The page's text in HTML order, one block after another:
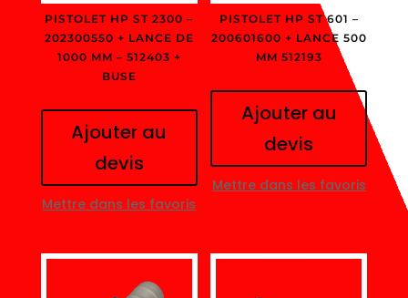
PISTOLET HP ST 2300 –
202300550 + LANCE DE
1000 MM – 512403 +
BUSE
Ajouter au
devis
Mettre dans les favoris
PISTOLET HP ST 601 –
200601600 + LANCE 500
MM 512193
Ajouter au
devis
Mettre dans les favoris